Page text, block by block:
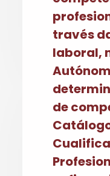
través
laboral,
de